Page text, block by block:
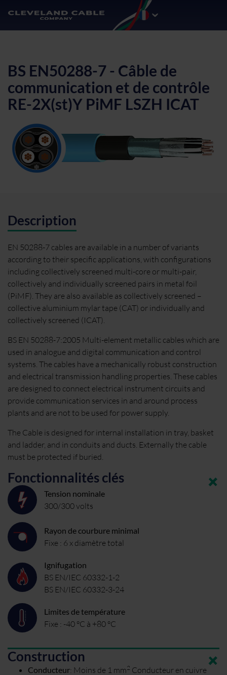
BS EN50288-7 - Câble de
communication et de contrôle
RE-2X(st)Y PiMF LSZH ICAT
Description
EN 50288-7 cables are available in a number of variants
according to their specific applications, with configurations
including collectively screened multi-core or multi-pair,
collectively and individually screened pairs in metal foil
(PiMF). They are also available as collectively screened –
collective aluminium mylar tape (CAT) or individually and
collectively screened (ICAT).
BS EN 50288-7:2005 Multi-element metallic cables which are
used in analogue and digital communication and control
systems. The cables have a mechanically robust construction
and electrical transmission handling properties. These cables
are designed to connect electrical instrument circuits and
provide communication services in and around process
plants and are not to be used for power supply.
The Cable is designed for internal installation in tray, basket
and ladder, and in conduits and ducts. Externally the cable
must be protected if buried.
Fonctionnalités clés
Tension nominale
300/300 volts
Rayon de courbure minimal
Fixe : 6 x diamètre total
Ignifugation
BS EN/IEC 60332-1-2
BS EN/IEC 60332-3-24
Limites de température
Fixe : -40 °C à +80 °C
Construction
Conducteur: Moins de 1 mm2 Conducteur en cuivre